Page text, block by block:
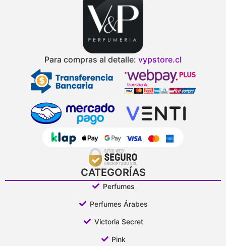
Para compras al detalle: vypstore.cl
CATEGORÍAS
Perfumes
Perfumes Árabes
Victoria Secret
Pink